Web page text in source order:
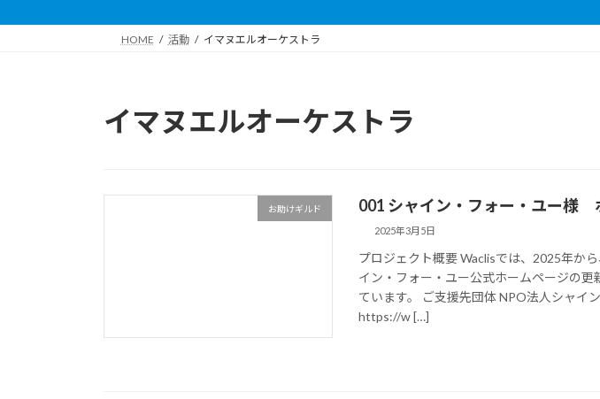
HOME 活動 イマヌエルオーケストラ
イマヌエルオーケストラ
お助けギルド 001 シャイン・フォー・ユー様
2025年3月5日
プロジェクト概要 Waclisでは、2025年か
イン・フォー・ユー公式ホームページの更
ています。 ご支援先団体 NPO法人シャ
https://w […]